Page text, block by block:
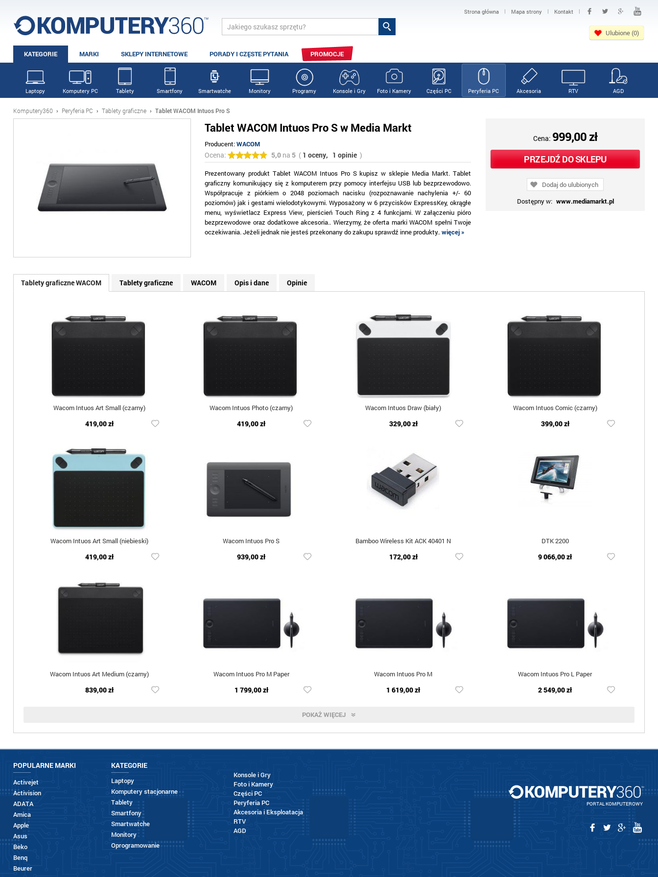
Strona główna | Mapa strony | Kontakt |
Ulubione (0)
KATEGORIE MARKI SKLEPY INTERNETOWE PORADY I CZĘSTE PYTANIA PROMOCJE
Laptopy Komputery PC Tablety Smartfony Smartwatche Monitory Programy Konsole i Gry Foto i Kamery Części PC Peryferia PC Akcesoria RTV AGD
Komputery360 › Peryferia PC › Tablety graficzne › Tablet WACOM Intuos Pro S
Tablet WACOM Intuos Pro S w Media Markt
Producent:WACOM
Ocena: 5,0 na 5 ( 1 oceny, 1 opinie )
Prezentowany produkt Tablet WACOM Intuos Pro S kupisz w sklepie Media Markt. Tablet
graficzny komunikujący się z komputerem przy pomocy interfejsu USB lub bezprzewodowo.
Współpracuje z piórkiem o 2048 poziomach nacisku (rozpoznawanie nachylenia +/- 60
poziomów) jak i gestami wielodotykowymi. Wyposażony w 6 przycisków ExpressKey, okrągłe
menu, wyświetlacz Express View, pierścień Touch Ring z 4 funkcjami. W załączeniu pióro
bezprzewodowe oraz dodatkowe akcesoria.. Wierzymy, że oferta marki WACOM spełni Twoje
oczekiwania. Jeżeli jednak nie jesteś przekonany do zakupu sprawdź inne produkty..więcej »
Cena: 999,00 zł
PRZEJDŹ DO SKLEPU
Dodaj do ulubionych
Dostępny w: www.mediamarkt.pl
Tablety graficzne WACOM Tablety graficzne WACOM Opis i dane Opinie
Wacom Intuos Art Small (czarny)
419,00 zł
Wacom Intuos Photo (czarny)
419,00 zł
Wacom Intuos Draw (biały)
329,00 zł
Wacom Intuos Comic (czarny)
399,00 zł
Wacom Intuos Art Small (niebieski)
419,00 zł
Wacom Intuos Pro S
939,00 zł
Bamboo Wireless Kit ACK 40401 N
172,00 zł
DTK 2200
9 066,00 zł
Wacom Intuos Art Medium (czarny)
839,00 zł
Wacom Intuos Pro M Paper
1 799,00 zł
Wacom Intuos Pro M
1 619,00 zł
Wacom Intuos Pro L Paper
2 549,00 zł
POKAŻ WIĘCEJ
POPULARNE MARKI
Activejet
Activision
ADATA
Amica
Apple
Asus
Beko
Benq
Beurer
KATEGORIE
Laptopy
Komputery stacjonarne
Tablety
Smartfony
Smartwatche
Monitory
Oprogramowanie
Konsole i Gry
Foto i Kamery
Części PC
Peryferia PC
Akcesoria i Eksploatacja
RTV
AGD
PORTAL KOMPUTEROWY